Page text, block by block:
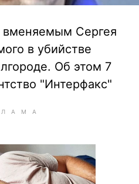
вменяемым Сергея
в убийстве
Об этом 7
"Интерфакс"